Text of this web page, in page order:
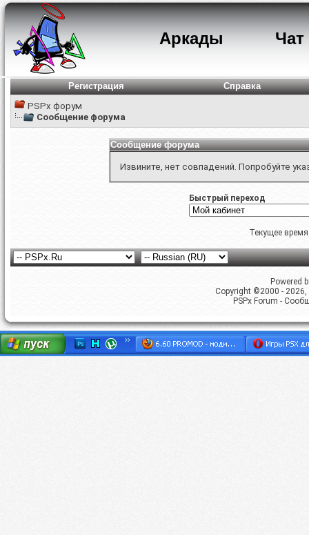
Аркады Чат
Регистрация
Справка
PSPx форум
Сообщение форума
Сообщение форума
Извините, нет совпадений. Попробуйте
Быстрый переход
Текущее
Powered
Copyright ©2000 -
PSPx Forum -